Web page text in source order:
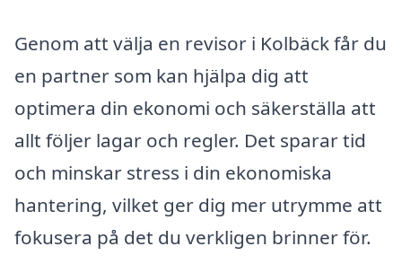
Genom att välja en revisor i Kolbäck får du
en partner som kan hjälpa dig att
optimera din ekonomi och säkerställa att
allt följer lagar och regler. Det sparar tid
och minskar stress i din ekonomiska
hantering, vilket ger dig mer utrymme att
fokusera på det du verkligen brinner för.